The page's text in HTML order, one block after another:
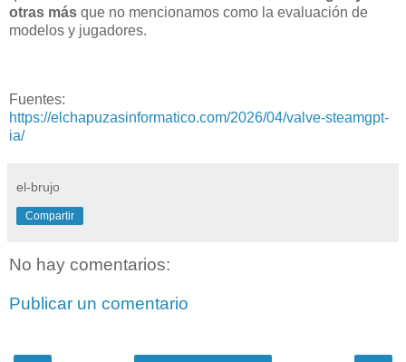
otras más que no mencionamos como la evaluación de
modelos y jugadores.
Fuentes:
https://elchapuzasinformatico.com/2026/04/valve-steamgpt-
ia/
el-brujo
Compartir
No hay comentarios:
Publicar un comentario